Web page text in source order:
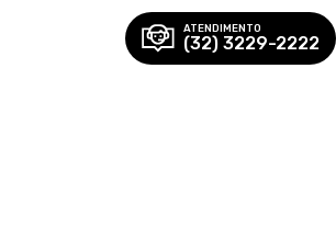
ATENDIMENTO
(32) 3229-2222